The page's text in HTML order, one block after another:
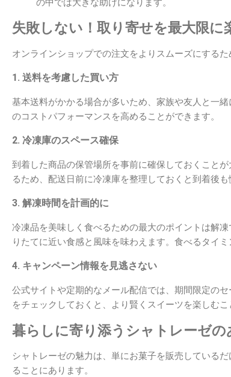
失敗しない！取り寄せを最大限に
オンラインショップでの注文をよりスムーズにするた
1. 送料を考慮した買い方
基本送料がかかる場合が多いため、家族や友人と一
のコストパフォーマンスを高めることができます。
2. 冷凍庫のスペース確保
到着した商品の保管場所を事前に確保しておくこと
るため、配送日前に冷凍庫を整理しておくと到着後も
3. 解凍時間を計画的に
冷凍品を美味しく食べるための最大のポイントは解
りたてに近い食感と風味を味わえます。食べるタイ
4. キャンペーン情報を見逃さない
公式サイトや定期的なメール配信では、期間限定の
をチェックしておくと、より賢くスイーツを楽しむこ
暮らしに寄り添うシャトレーゼの
シャトレーゼの魅力は、単にお菓子を販売している
ることにあります。